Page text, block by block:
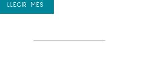
LLEGIR MÉS